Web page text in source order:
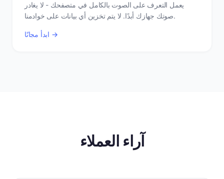
يعمل التعرف على الصوت بالكامل في متصفحك - لا يغادر
صوتك جهازك أبدًا. لا يتم تخزين أي بيانات على خوادمنا.
ابدأ مجانًا →
آراء العملاء